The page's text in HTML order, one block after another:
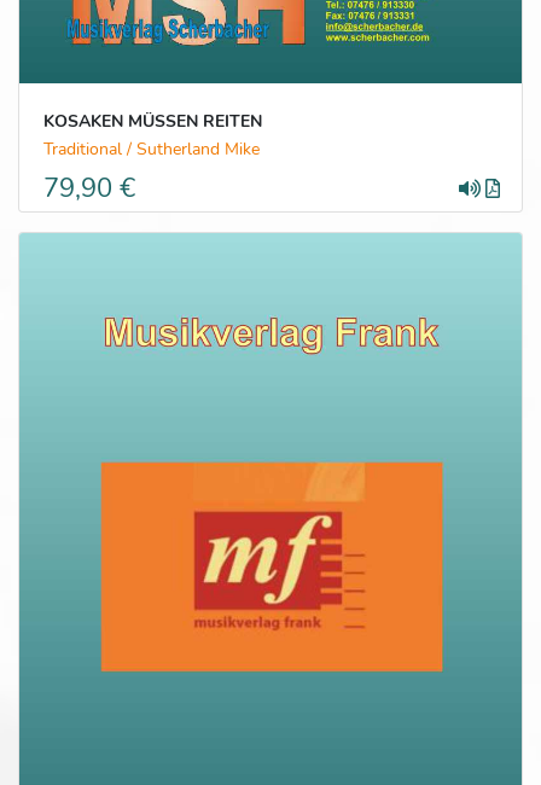
KOSAKEN MÜSSEN REITEN
Traditional / Sutherland Mike
79,90 €